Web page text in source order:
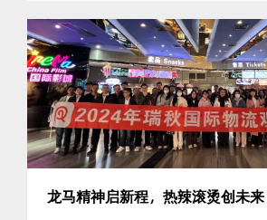
龙马精神启新程，热辣滚烫创未